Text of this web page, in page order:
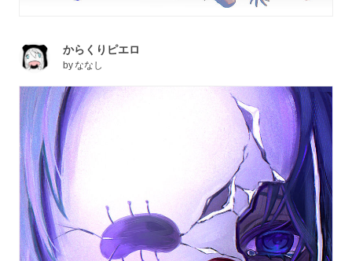
からくりピエロ
by ななし